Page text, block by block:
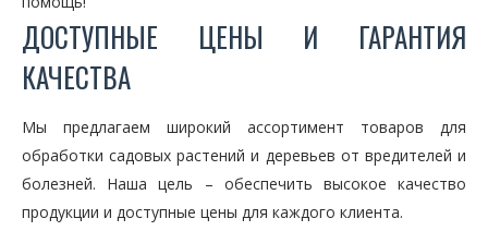
ДОСТУПНЫЕ ЦЕНЫ И ГАРАНТИЯ
КАЧЕСТВА
Мы предлагаем широкий ассортимент товаров для
обработки садовых растений и деревьев от вредителей и
болезней. Наша цель – обеспечить высокое качество
продукции и доступные цены для каждого клиента.